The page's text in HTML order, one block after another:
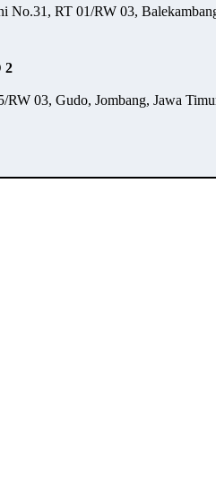
No.31, RT 01/RW 03,
2
RW 03, Gudo, Jombang, Jawa